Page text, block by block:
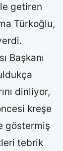
getiren
Türkoğlu,
Başkanı
dinliyor,
kreşe
göstermiş
tebrik